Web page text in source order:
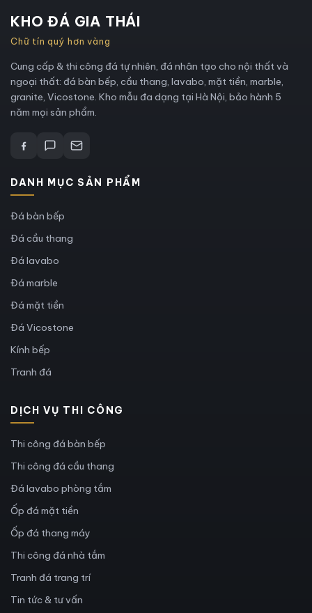
KHO ĐÁ GIA THÁI
Chữ tín quý hơn vàng
Cung cấp & thi công đá tự nhiên, đá nhân tạo cho nội thất và
ngoại thất: đá bàn bếp, cầu thang, lavabo, mặt tiền, marble,
granite, Vicostone. Kho mẫu đa dạng tại Hà Nội, bảo hành 5
năm mọi sản phẩm.
DANH MỤC SẢN PHẨM
Đá bàn bếp
Đá cầu thang
Đá lavabo
Đá marble
Đá mặt tiền
Đá Vicostone
Kính bếp
Tranh đá
DỊCH VỤ THI CÔNG
Thi công đá bàn bếp
Thi công đá cầu thang
Đá lavabo phòng tắm
Ốp đá mặt tiền
Ốp đá thang máy
Thi công đá nhà tắm
Tranh đá trang trí
Tin tức & tư vấn